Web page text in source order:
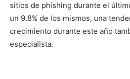
sitios de phishing durante el
un 9.8% de los mismos, una
crecimiento durante este año
especialista.